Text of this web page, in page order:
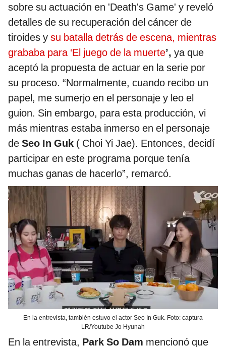
sobre su actuación en 'Death's Game' y reveló
detalles de su recuperación del cáncer de
tiroides y su batalla detrás de escena, mientras
grababa para ‘El juego de la muerte’, ya que
aceptó la propuesta de actuar en la serie por
su proceso. “Normalmente, cuando recibo un
papel, me sumerjo en el personaje y leo el
guion. Sin embargo, para esta producción, vi
más mientras estaba inmerso en el personaje
de Seo In Guk ( Choi Yi Jae). Entonces, decidí
participar en este programa porque tenía
muchas ganas de hacerlo”, remarcó.
En la entrevista, también estuvo el actor Seo In Guk. Foto: captura
LR/Youtube Jo Hyunah
En la entrevista, Park So Dam mencionó que